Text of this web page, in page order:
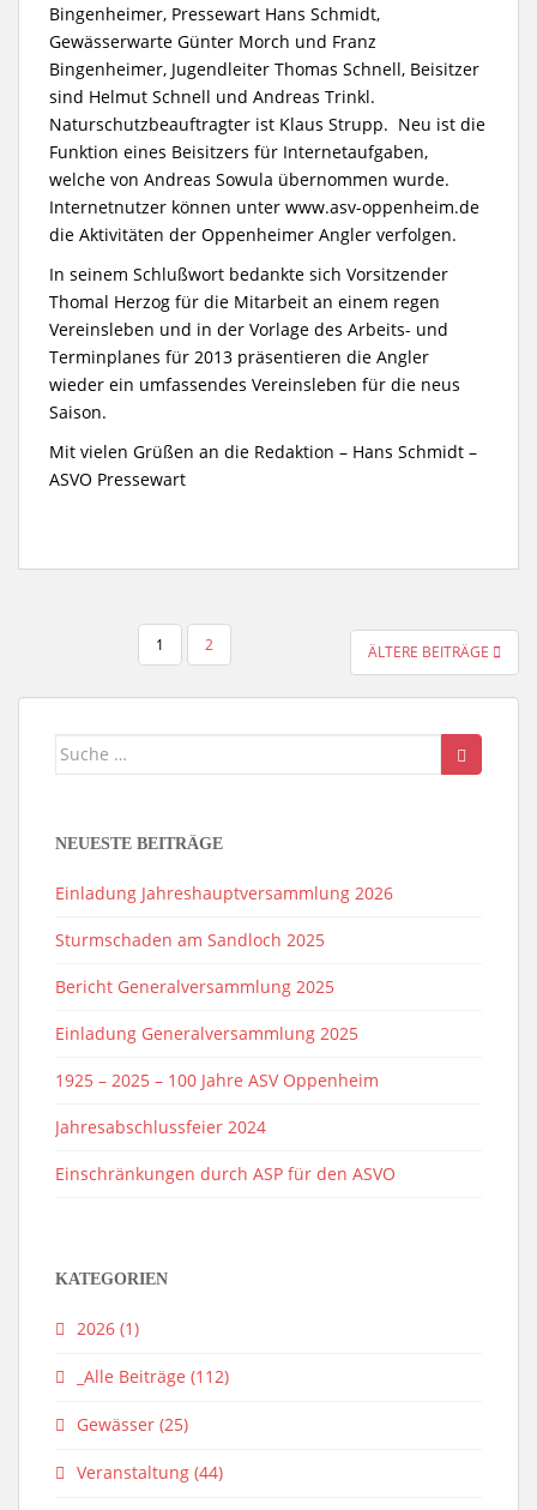
Bingenheimer, Pressewart Hans Schmidt,
Gewässerwarte Günter Morch und Franz
Bingenheimer, Jugendleiter Thomas Schnell, Beisitzer
sind Helmut Schnell und Andreas Trinkl.
Naturschutzbeauftragter ist Klaus Strupp. Neu ist die
Funktion eines Beisitzers für Internetaufgaben,
welche von Andreas Sowula übernommen wurde.
Internetnutzer können unter www.asv-oppenheim.de
die Aktivitäten der Oppenheimer Angler verfolgen.
In seinem Schlußwort bedankte sich Vorsitzender
Thomal Herzog für die Mitarbeit an einem regen
Vereinsleben und in der Vorlage des Arbeits- und
Terminplanes für 2013 präsentieren die Angler
wieder ein umfassendes Vereinsleben für die neus
Saison.
Mit vielen Grüßen an die Redaktion – Hans Schmidt –
ASVO Pressewart
SEITENNUMMERIERUNG
BEITRÄGE
1 2 ÄLTERE BEITRÄGE
Suche
NEUESTE BEITRÄGE
Einladung Jahreshauptversammlung 2026
Sturmschaden am Sandloch 2025
Bericht Generalversammlung 2025
Einladung Generalversammlung 2025
1925 – 2025 – 100 Jahre ASV Oppenheim
Jahresabschlussfeier 2024
Einschränkungen durch ASP für den ASVO
KATEGORIEN
2026 (1)
_Alle Beiträge (112)
Gewässer (25)
Veranstaltung (44)